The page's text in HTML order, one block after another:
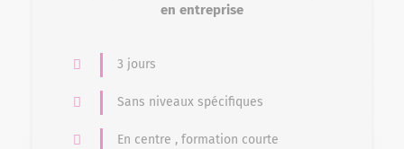
en entreprise
3 jours
Sans niveaux spécifiques
En centre , formation courte